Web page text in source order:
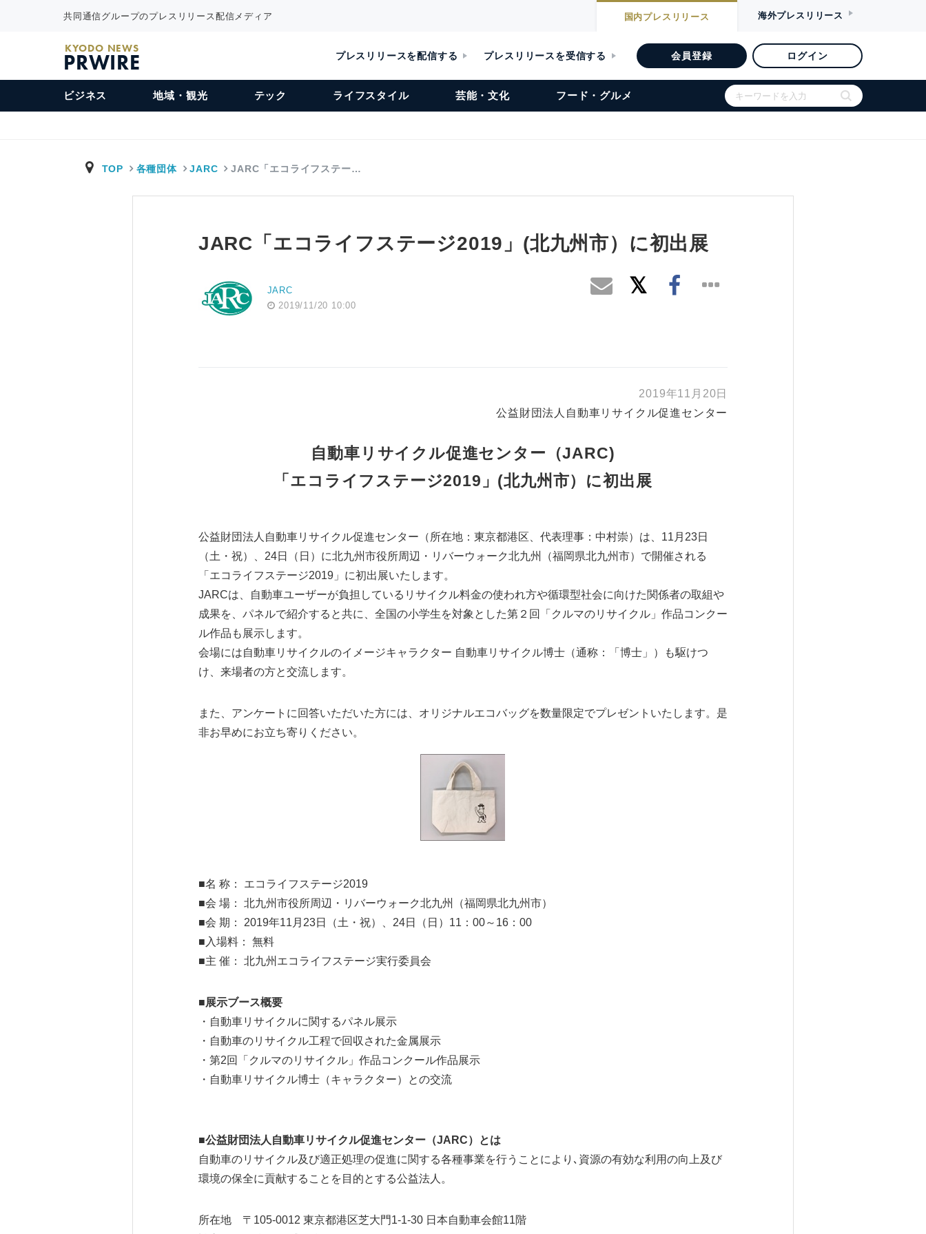
共同通信グループのプレスリリース配信メディア 国内プレスリリース 海外プレスリリース
KYODO NEWS
PRWIRE プレスリリースを配信する プレスリリースを受信する 会員登録 ログイン
ビジネス 地域・観光 テック ライフスタイル 芸能・文化 フード・グルメ
TOP 各種団体 JARC JARC「エコライフステー…
JARC「エコライフステージ2019」(北九州市）に初出展
JARC
2019/11/20 10:00
2019年11月20日
公益財団法人自動車リサイクル促進センター
自動車リサイクル促進センター（JARC)
「エコライフステージ2019」(北九州市）に初出展
公益財団法人自動車リサイクル促進センター（所在地：東京都港区、代表理事：中村崇）は、11月23日
（土・祝）、24日（日）に北九州市役所周辺・リバーウォーク北九州（福岡県北九州市）で開催される
「エコライフステージ2019」に初出展いたします。
JARCは、自動車ユーザーが負担しているリサイクル料金の使われ方や循環型社会に向けた関係者の取組や
成果を、パネルで紹介すると共に、全国の小学生を対象とした第２回「クルマのリサイクル」作品コンクー
ル作品も展示します。
会場には自動車リサイクルのイメージキャラクター 自動車リサイクル博士（通称：「博士」）も駆けつ
け、来場者の方と交流します。
また、アンケートに回答いただいた方には、オリジナルエコバッグを数量限定でプレゼントいたします。是
非お早めにお立ち寄りください。
■名 称： エコライフステージ2019
■会 場： 北九州市役所周辺・リバーウォーク北九州（福岡県北九州市）
■会 期： 2019年11月23日（土・祝）、24日（日）11：00～16：00
■入場料： 無料
■主 催： 北九州エコライフステージ実行委員会
■展示ブース概要
・自動車リサイクルに関するパネル展示
・自動車のリサイクル工程で回収された金属展示
・第2回「クルマのリサイクル」作品コンクール作品展示
・自動車リサイクル博士（キャラクター）との交流
■公益財団法人自動車リサイクル促進センター（JARC）とは
自動車のリサイクル及び適正処理の促進に関する各種事業を行うことにより､資源の有効な利用の向上及び
環境の保全に貢献することを目的とする公益法人。
所在地 〒105-0012 東京都港区芝大門1-1-30 日本自動車会館11階